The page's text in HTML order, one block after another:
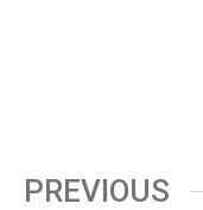
PREVIOUS